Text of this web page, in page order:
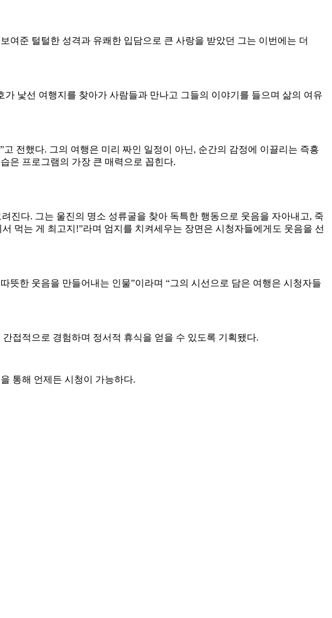
여준 털털한 성격과 유쾌한 입담으로 큰 사랑을 받았던 그는 이번에는 더
낯선 여행지를 찾아가 사람들과 만나고 그들의 이야기를 들으며 삶의 여유
전했다. 그의 여행은 미리 짜인 일정이 아닌, 순간의 감정에 이끌리는 즉흥
은 프로그램의 가장 큰 매력으로 꼽힌다.
진다. 그는 울진의 명소 성류굴을 찾아 독특한 행동으로 웃음을 자아내고, 죽
먹는 게 최고지!”라며 엄지를 치켜세우는 장면은 시청자들에게도 웃음을 선
뜻한 웃음을 만들어내는 인물”이라며 “그의 시선으로 담은 여행은 시청자들
접적으로 경험하며 정서적 휴식을 얻을 수 있도록 기획됐다.
통해 언제든 시청이 가능하다.